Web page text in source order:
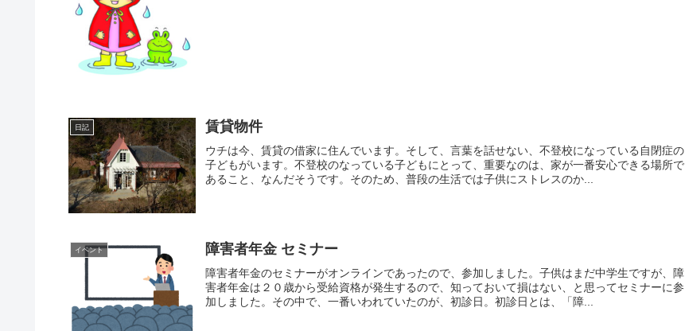
日記 賃貸物件
ウチは今、賃貸の借家に住んでいます。そして、言葉を話せない、不登校になっている自閉症の
子どもがいます。不登校のなっている子どもにとって、重要なのは、家が一番安心できる場所で
あること、なんだそうです。そのため、普段の生活では子供にストレスのか...
イベント 障害者年金 セミナー
障害者年金のセミナーがオンラインであったので、参加しました。子供はまだ中学生ですが、障
害者年金は２０歳から受給資格が発生するので、知っておいて損はない、と思ってセミナーに参
加しました。その中で、一番いわれていたのが、初診日。初診日とは、「障...